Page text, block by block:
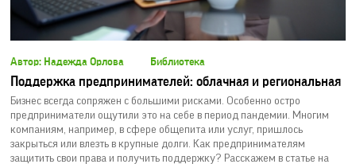
Автор: Надежда Орлова Библиотека
Поддержка предпринимателей: облачная и региональная
Бизнес всегда сопряжен с большими рисками. Особенно остро
предприниматели ощутили это на себе в период пандемии. Многим
компаниям, например, в сфере общепита или услуг, пришлось
закрыться или влезть в крупные долги. Как предпринимателям
защитить свои права и получить поддержку? Расскажем в статье на